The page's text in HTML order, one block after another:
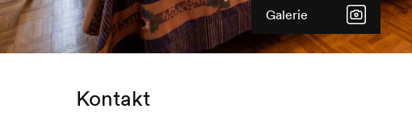
Galerie
Kontakt